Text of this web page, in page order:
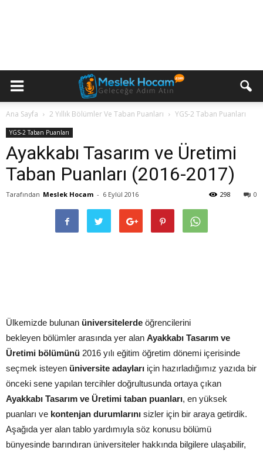
Ana Sayfa 2 Yıllık Bölümler Ve Taban Puanları YGS-2 Taban Puanları
YGS-2 Taban Puanları
Ayakkabı Tasarım ve Üretimi
Taban Puanları (2016-2017)
Tarafından Meslek Hocam - 6 Eylül 2016 0
298
Ülkemizde bulunan üniversitelerde öğrencilerini
bekleyen bölümler arasında yer alan Ayakkabı Tasarım ve
Üretimi bölümünü 2016 yılı eğitim öğretim dönemi içerisinde
seçmek isteyen üniversite adayları için hazırladığımız yazıda bir
önceki sene yapılan tercihler doğrultusunda ortaya çıkan
Ayakkabı Tasarım ve Üretimi taban puanları, en yüksek
puanları ve kontenjan durumlarını sizler için bir araya getirdik.
Aşağıda yer alan tablo yardımıyla söz konusu bölümü
bünyesinde barındıran üniversiteler hakkında bilgilere ulaşabilir,